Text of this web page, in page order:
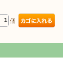
個